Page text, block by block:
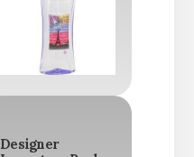
Designer